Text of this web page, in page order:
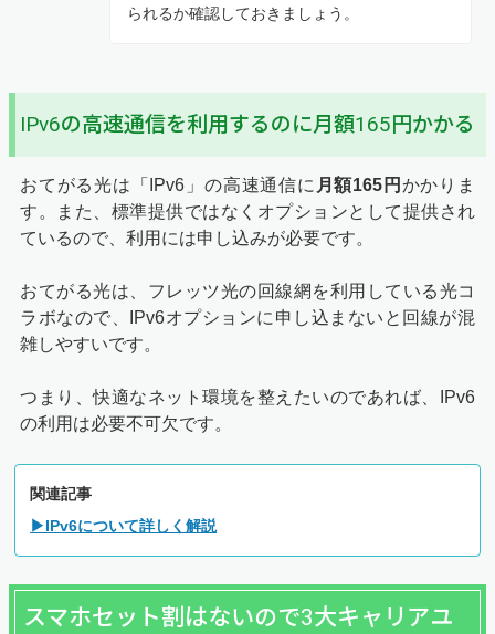
られるか確認しておきましょう。
IPv6の高速通信を利用するのに月額165円かかる
おてがる光は「IPv6」の高速通信に 月額165円 かかりま
す。また、標準提供ではなくオプションとして提供され
ているので、利用には申し込みが必要です。
おてがる光は、フレッツ光の回線網を利用している光コ
ラボなので、IPv6オプションに申し込まないと回線が混
雑しやすいです。
つまり、快適なネット環境を整えたいのであれば、IPv6
の利用は必要不可欠です。
関連記事
▶IPv6について詳しく解説
スマホセット割はないので3大キャリアユ